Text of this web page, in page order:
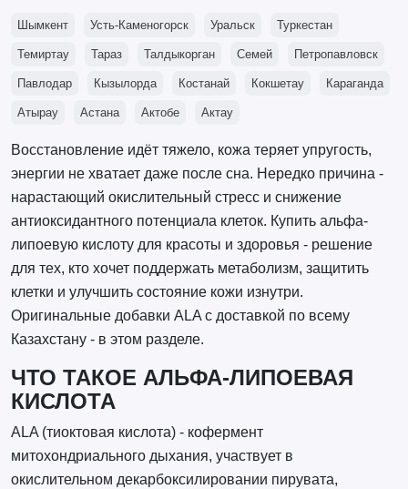
Шымкент Усть-Каменогорск Уральск Туркестан
Темиртау Тараз Талдыкорган Семей Петропавловск
Павлодар Кызылорда Костанай Кокшетау Караганда
Атырау Астана Актобе Актау
Восстановление идёт тяжело, кожа теряет упругость,
энергии не хватает даже после сна. Нередко причина -
нарастающий окислительный стресс и снижение
антиоксидантного потенциала клеток. Купить альфа-
липоевую кислоту для красоты и здоровья - решение
для тех, кто хочет поддержать метаболизм, защитить
клетки и улучшить состояние кожи изнутри.
Оригинальные добавки ALA с доставкой по всему
Казахстану - в этом разделе.
ЧТО ТАКОЕ АЛЬФА-ЛИПОЕВАЯ
КИСЛОТА
ALA (тиоктовая кислота) - кофермент
митохондриального дыхания, участвует в
окислительном декарбоксилировании пирувата,